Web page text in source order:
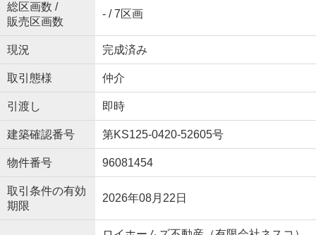
総区画数 /
販売区画数
- / 7区画
現況 完成済み
取引態様 仲介
引渡し 即時
建築確認番号 第KS125-0420-52605号
物件番号 96081454
取引条件の有効
期限
2026年08月22日